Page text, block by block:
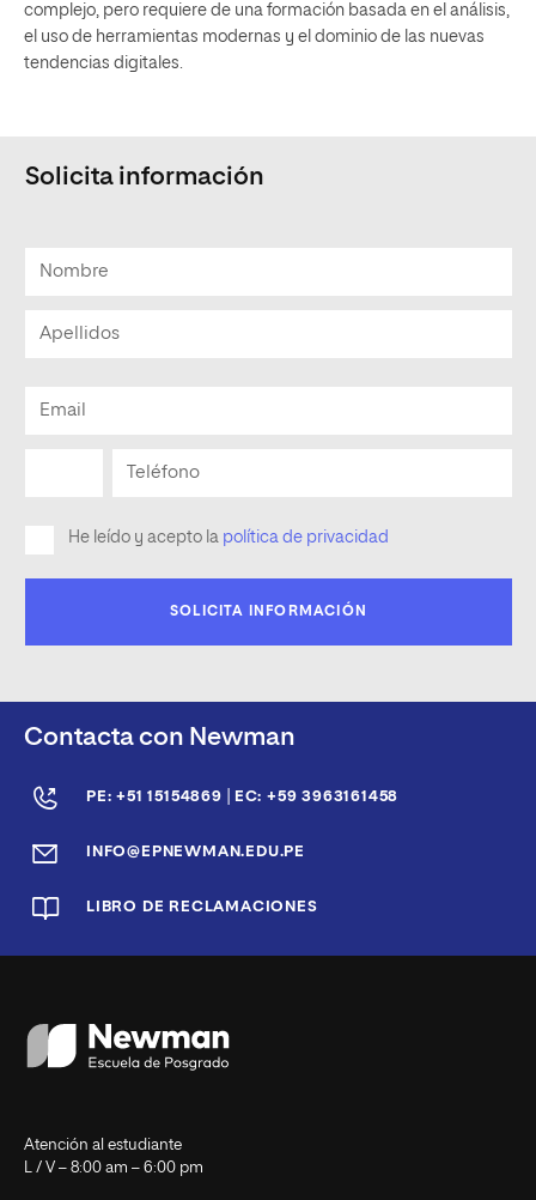
complejo, pero requiere de una formación basada en el análisis,
el uso de herramientas modernas y el dominio de las nuevas
tendencias digitales.
Solicita información
Contacta con Newman
PE: +51 15154869 EC: +59 3963161458
INFO@EPNEWMAN.EDU.PE
LIBRO DE RECLAMACIONES
Atención al estudiante
L / V – 8:00 am – 6:00 pm